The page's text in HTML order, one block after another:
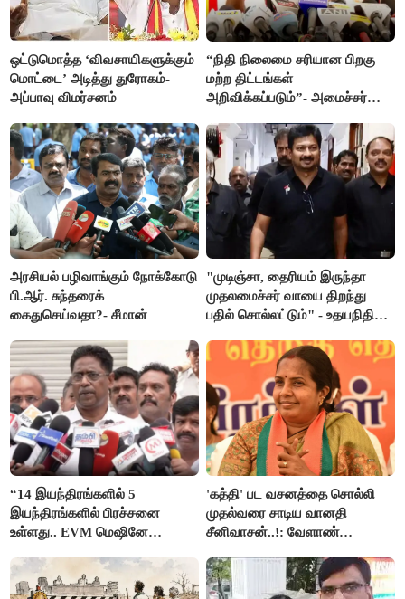
ஒட்டுமொத்த ‘விவசாயிகளுக்கும்
மொட்டை’ அடித்து துரோகம்-
அப்பாவு விமர்சனம்
“நிதி நிலைமை சரியான பிறகு
மற்ற திட்டங்கள்
அறிவிக்கப்படும்”- அமைச்சர்
அரசியல் பழிவாங்கும் நோக்கோடு
பி.ஆர். சுந்தரைக்
கைதுசெய்வதா?- சீமான்
"முடிஞ்சா, தைரியம் இருந்தா
முதலமைச்சர் வாயை திறந்து
பதில் சொல்லட்டும்" - உதயநிதி
“14 இயந்திரங்களில் 5
இயந்திரங்களில் பிரச்சனை
உள்ளது.. EVM மெஷினே
இளங்கோ
'கத்தி' பட வசனத்தை சொல்லி
முதல்வரை சாடிய வானதி
சீனிவாசன்..!: வேளாண்
எதிர்ப்பு!